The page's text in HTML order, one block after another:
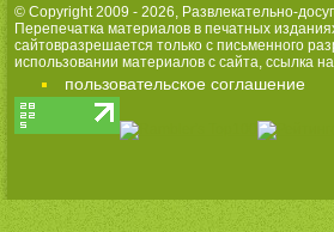
© Copyright 2009 - 2026, Развлекательно-
Перепечатка материалов в печатных
сайтовразрешается только с письменного
использовании материалов с сайта, ссылка
пользовательское соглашение